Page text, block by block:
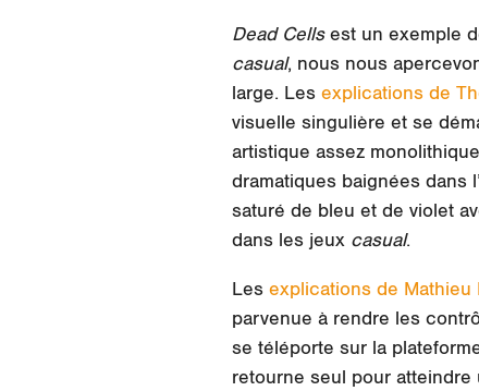
Dead Cellsest un exemple
casual, nous nous
large. Les explications de
visuelle singulière et se
artistique assez
dramatiques baignées dans
saturé de bleu et de violet
dans les jeux casual.
Les explications de Mathieu
parvenue à rendre les
se téléporte sur la
retourne seul pour